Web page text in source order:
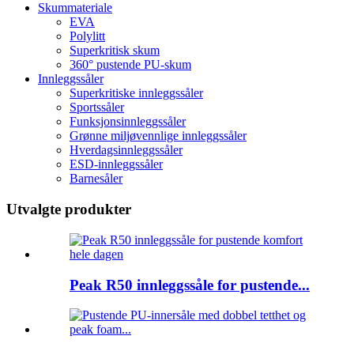
Skummateriale
EVA
Polylitt
Superkritisk skum
360° pustende PU-skum
Innleggssåler
Superkritiske innleggssåler
Sportssåler
Funksjonsinnleggssåler
Grønne miljøvennlige innleggssåler
Hverdagsinnleggssåler
ESD-innleggssåler
Barnesåler
Utvalgte produkter
Peak R50 innleggssåle for pustende...